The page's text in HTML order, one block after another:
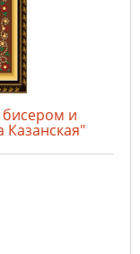
и
Казанская"